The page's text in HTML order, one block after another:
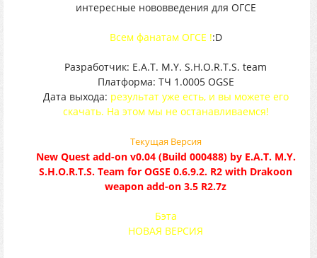
интересные нововведения для ОГСЕ
Всем фанатам ОГСЕ !:D
Разработчик: E.A.T. M.Y. S.H.O.R.T.S. team
Платформа: ТЧ 1.0005 OGSE
Дата выхода: результат уже есть, и вы можете его
скачать. На этом мы не останавливаемся!
Текущая Версия
New Quest add-on v0.04 (Build 000488) by E.A.T. M.Y.
S.H.O.R.T.S. Team for OGSE 0.6.9.2. R2 with Drakoon
weapon add-on 3.5 R2.7z
Бэта
НОВАЯ ВЕРСИЯ